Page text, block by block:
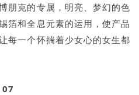
朋克的专属，明亮、梦幻的色
箔和全息元素的运用，使产品
每一个怀揣着少女心的女生都
07